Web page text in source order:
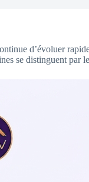
d’évoluer
se distinguent